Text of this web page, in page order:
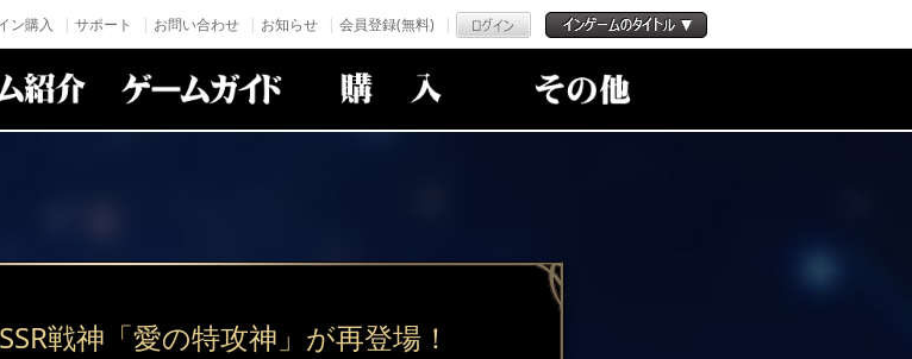
ン購入 サポート お問い合わせ お知らせ 会員登録(無料)
戦神「愛の特攻神」が再登場！